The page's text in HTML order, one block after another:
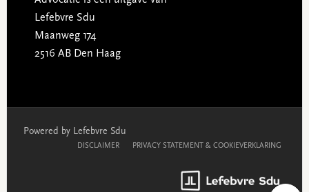
Lefebvre Sdu
Maanweg 174
2516 AB Den Haag
Powered by Lefebvre Sdu
DISCLAIMER PRIVACY STATEMENT & COOKIEVERKLARING